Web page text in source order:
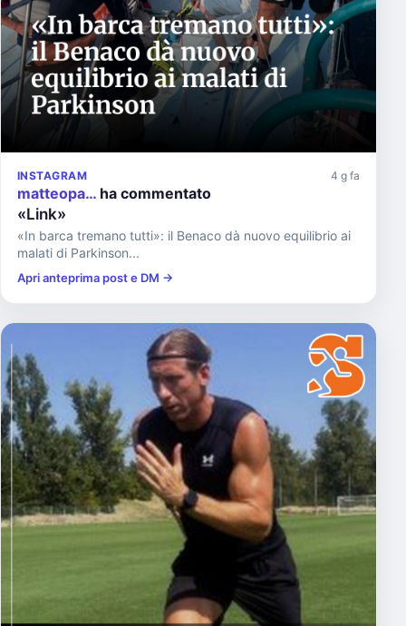
INSTAGRAM 4 g fa
matteopa… ha commentato
«Link»
«In barca tremano tutti»: il Benaco dà nuovo equilibrio ai
malati di Parkinson...
Apri anteprima post e DM →